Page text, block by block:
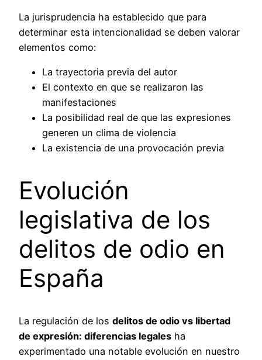
La jurisprudencia ha establecido que para
determinar esta intencionalidad se deben valorar
elementos como:
La trayectoria previa del autor
El contexto en que se realizaron las
manifestaciones
La posibilidad real de que las expresiones
generen un clima de violencia
La existencia de una provocación previa
Evolución
legislativa de los
delitos de odio en
España
La regulación de los delitos de odio vs libertad
de expresión: diferencias legales ha
experimentado una notable evolución en nuestro